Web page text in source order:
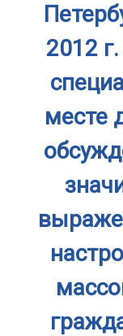
2012
месте